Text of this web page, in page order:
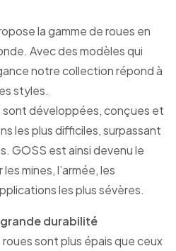
la gamme de roues en
Avec des modèles qui
notre collection répond à
styles.
sont développées, conçues et
les plus difficiles, surpassant
GOSS est ainsi devenu le
mines, l’armée, les
les plus sévères.
durabilité
sont plus épais que ceux